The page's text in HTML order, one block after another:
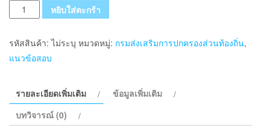
จำนวน
แนว
ข้อสอบ
ปฏิบัติ
งาน
กรม
หยิบใส่ตะกร้า
รหัสสินค้า:ไม่ระบุ หมวดหมู่: กรมส่งเสริมการปกครองส่วนท้องถิ่น,
แนวข้อสอบ
รายละเอียดเพิ่มเติม
ข้อมูลเพิ่มเติม
บทวิจารณ์ (0)